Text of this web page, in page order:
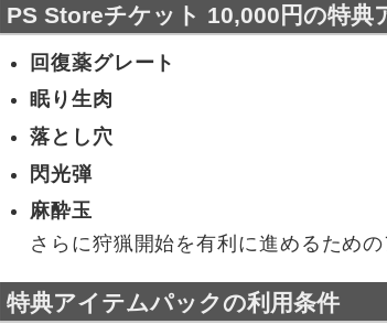
PS Storeチケット 10,000円の特典
回復薬グレート
眠り生肉
落とし穴
閃光弾
麻酔玉
さらに狩猟開始を有利に進めるための
特典アイテムパックの利用条件